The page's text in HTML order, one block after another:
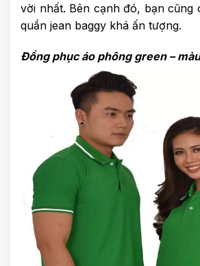
vời nhất. Bên cạnh đó, bạn cũng
quần jean baggy khá ấn tượng.
Đồng phục áo phông green –